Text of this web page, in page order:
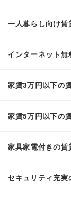
一人暮らし向け賃
インターネット
家賃3万円以下の
家賃5万円以下の
家具家電付きの賃
セキュリティ充実